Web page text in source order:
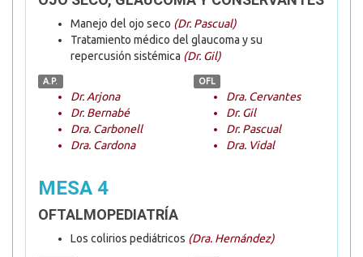
Manejo del ojo seco (Dr. Pascual)
Tratamiento médico del glaucoma y su
repercusión sistémica (Dr. Gil)
A.P.
Dr. Arjona
Dr. Bernabé
Dra. Carbonell
Dra. Cardona
OFL
Dra. Cervantes
Dr. Gil
Dr. Pascual
Dra. Vidal
MESA 4
OFTALMOPEDIATRÍA
Los colirios pediátricos (Dra. Hernández)